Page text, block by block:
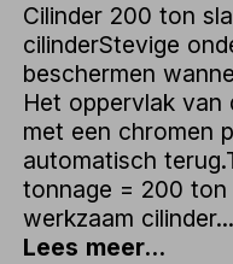
Cilinder 200 ton
cilinderStevige
beschermen
Het oppervlak
met een chromen
automatisch
tonnage = 200
werkzaam cilinder...
Lees meer...